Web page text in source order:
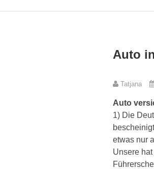
Auto
Tatjana
Auto
1) Die
etwas nur
Unsere